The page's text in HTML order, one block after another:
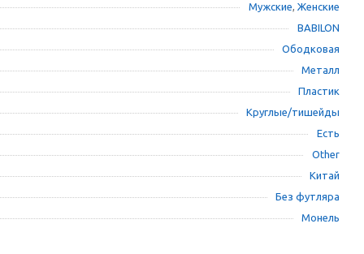
Мужские, Женские
BABILON
Ободковая
Металл
Пластик
Круглые/тишейды
Есть
Other
Китай
Без футляра
Монель